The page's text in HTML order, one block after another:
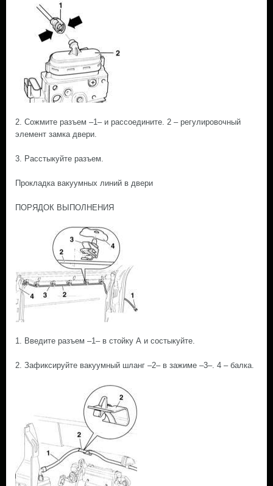
2. Сожмите разъем –1– и рассоедините. 2 – регулировочный
элемент замка двери.
3. Расстыкуйте разъем.
Прокладка вакуумных линий в двери
ПОРЯДОК ВЫПОЛНЕНИЯ
1. Введите разъем –1– в стойку А и состыкуйте.
2. Зафиксируйте вакуумный шланг –2– в зажиме –3–. 4 – балка.